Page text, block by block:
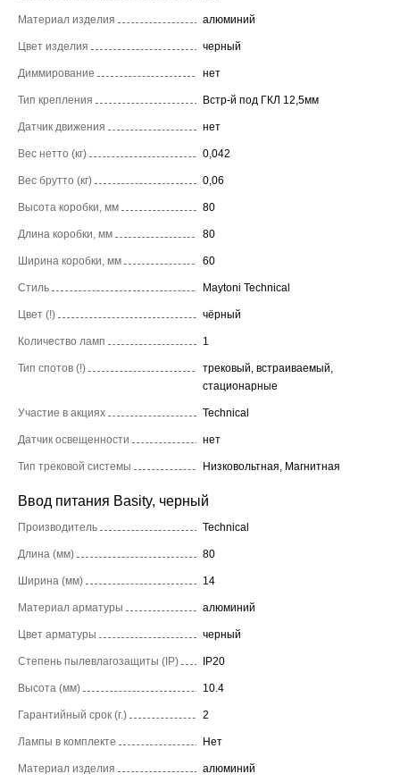
Материал изделия алюминий
Цвет изделия черный
Диммирование нет
Тип крепления Встр-й под ГКЛ 12,5мм
Датчик движения нет
Вес нетто (кг) 0,042
Вес брутто (кг) 0,06
Высота коробки, мм 80
Длина коробки, мм 80
Ширина коробки, мм 60
Стиль Maytoni Technical
Цвет (!) чёрный
Количество ламп 1
Тип спотов (!)
трековый, встраиваемый,
стационарные
Участие в акциях Technical
Датчик освещенности нет
Тип трековой системы Низковольтная, Магнитная
Ввод питания Basity, черный
Производитель Technical
Длина (мм) 80
Ширина (мм) 14
Материал арматуры алюминий
Цвет арматуры черный
Степень пылевлагозащиты (IP) IP20
Высота (мм) 10.4
Гарантийный срок (г.) 2
Лампы в комплекте Нет
Материал изделия алюминий